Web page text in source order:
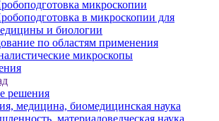
микроскопии
в микроскопии для
и биологии
по областям применения
микроскопы
решения
медицина, биомедицинская наука
материаловедческая наука